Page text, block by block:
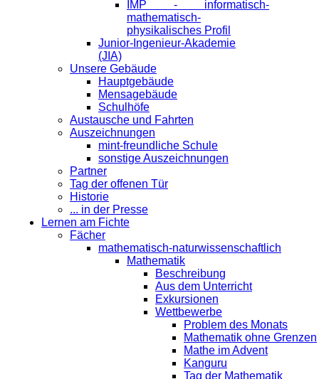
IMP - informatisch-
mathematisch-
physikalisches Profil
Junior-Ingenieur-Akademie
(JIA)
Unsere Gebäude
Hauptgebäude
Mensagebäude
Schulhöfe
Austausche und Fahrten
Auszeichnungen
mint-freundliche Schule
sonstige Auszeichnungen
Partner
Tag der offenen Tür
Historie
... in der Presse
Lernen am Fichte
Fächer
mathematisch-naturwissenschaftlich
Mathematik
Beschreibung
Aus dem Unterricht
Exkursionen
Wettbewerbe
Problem des Monats
Mathematik ohne Grenzen
Mathe im Advent
Kanguru
Tag der Mathematik